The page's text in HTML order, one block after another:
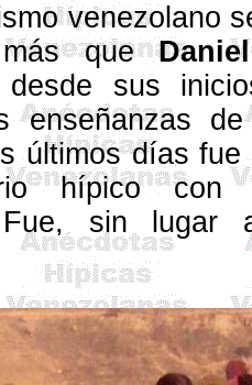
venezolano
más que
desde sus
enseñanzas
últimos días fue
hípico
Fue, sin lugar